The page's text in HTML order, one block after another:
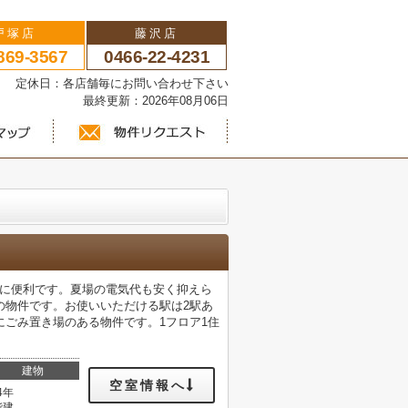
塚店
3567
藤沢店
0466-22-4231
定休日：各店舗毎にお問い合わせ下さい
最終更新：2026年08月06日
便利です。夏場の電気代も安く抑えら
件です。お使いいただける駅は2駅あ
み置き場のある物件です。1フロア1住
建物
年
空室情報へ